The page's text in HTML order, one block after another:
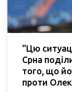
"Цю
Срна
того, що
проти